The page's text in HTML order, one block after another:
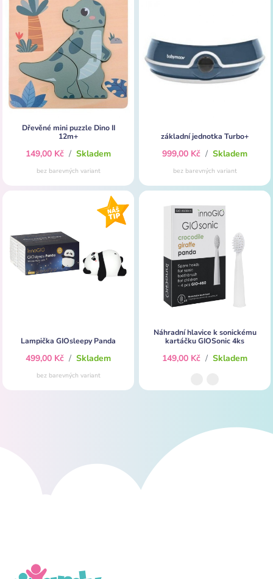
Dřevěné mini puzzle Dino II
12m+
149,00 Kč / Skladem
bez barevných variant
základní jednotka Turbo+
999,00 Kč / Skladem
bez barevných variant
Lampička GIOsleepy Panda
499,00 Kč / Skladem
bez barevných variant
Náhradní hlavice k sonickému
kartáčku GIOSonic 4ks
149,00 Kč / Skladem